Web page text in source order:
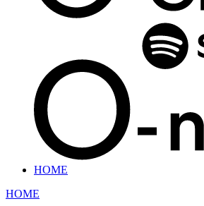
HOME
HOME